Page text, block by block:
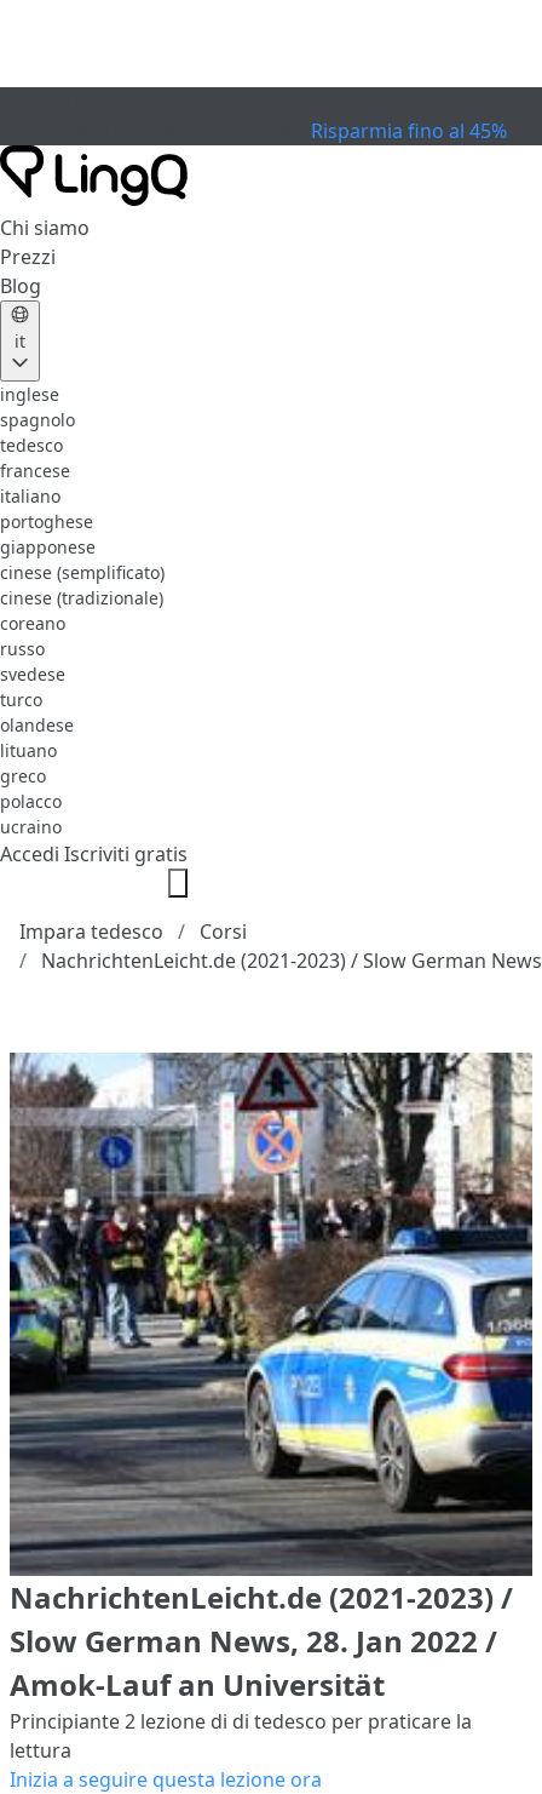
Risparmia fino al 45%
Chi siamo
Prezzi
Blog
it
inglese
spagnolo
tedesco
francese
italiano
portoghese
giapponese
cinese (semplificato)
cinese (tradizionale)
coreano
russo
svedese
turco
olandese
lituano
greco
polacco
ucraino
Accedi Iscriviti gratis
Impara tedesco
Corsi
NachrichtenLeicht.de (2021-2023) / Slow German News
NachrichtenLeicht.de (2021-2023) /
Slow German News, 28. Jan 2022 /
Amok-Lauf an Universität
Principiante 2 lezione di di tedesco per praticare la
lettura
Inizia a seguire questa lezione ora